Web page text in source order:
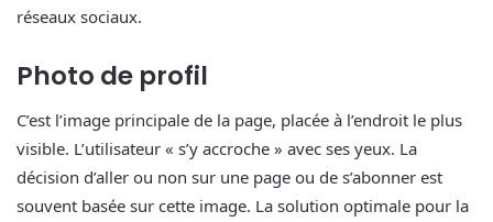
réseaux sociaux.
Photo de profil
C’est l’image principale de la page, placée à l’endroit le plus
visible. L’utilisateur « s’y accroche » avec ses yeux. La
décision d’aller ou non sur une page ou de s’abonner est
souvent basée sur cette image. La solution optimale pour la